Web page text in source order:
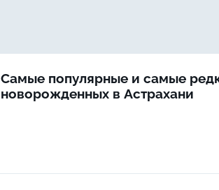
Самые популярные и самые
новорожденных в Астрахани